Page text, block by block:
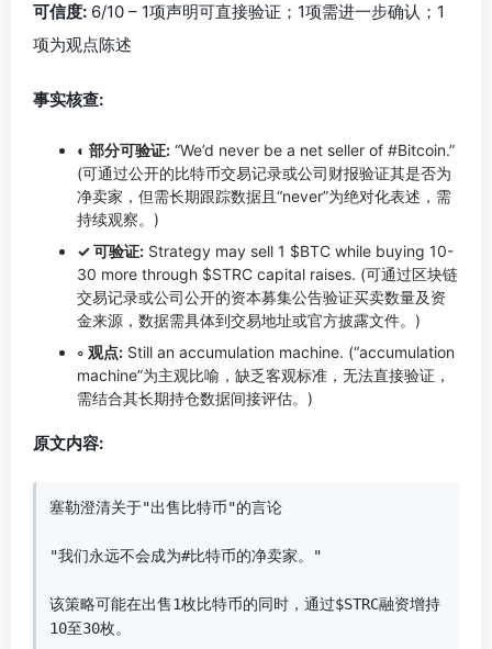
可信度: 6/10 – 1项声明可直接验证；1项需进一步确认；1
项为观点陈述
事实核查:
◐ 部分可验证: “We’d never be a net seller of #Bitcoin.”
(可通过公开的比特币交易记录或公司财报验证其是否为
净卖家，但需长期跟踪数据且“never”为绝对化表述，需
持续观察。)
✓ 可验证: Strategy may sell 1 $BTC while buying 10-
30 more through $STRC capital raises. (可通过区块链
交易记录或公司公开的资本募集公告验证买卖数量及资
金来源，数据需具体到交易地址或官方披露文件。)
◦ 观点: Still an accumulation machine. (“accumulation
machine”为主观比喻，缺乏客观标准，无法直接验证，
需结合其长期持仓数据间接评估。)
原文内容:
塞勒澄清关于"出售比特币"的言论
"我们永远不会成为#比特币的净卖家。"
该策略可能在出售1枚比特币的同时，通过$STRC融资增持
10至30枚。